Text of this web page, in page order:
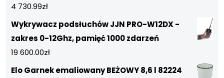
4 730.99zł
Wykrywacz podsłuchów JJN PRO-W12DX -
zakres 0-12Ghz, pamięć 1000 zdarzeń
19 600.00zł
Elo Garnek emaliowany BEŻOWY 8,6 l 82224